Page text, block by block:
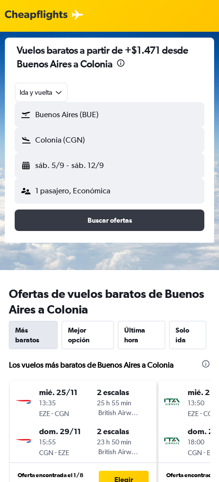
Vuelos baratos a partir de +$1.471 desde
Buenos Aires a Colonia
Ida y vuelta
Buenos Aires (BUE)
Colonia (CGN)
sáb. 5/9 - sáb. 12/9
1 pasajero, Económica
Buscar ofertas
Ofertas de vuelos baratos de Buenos
Aires a Colonia
Más
baratos
Mejor
opción
Última
hora
Solo
ida
Los vuelos más baratos de Buenos Aires a Colonia
mié. 25/11
13:35
EZE-CGN
2 escalas
25 h 55 min
British Airways
dom. 29/11
15:55
CGN- EZE
2 escalas
23 h 50 min
British Airways
Oferta encontrada el 1/8
Elegir
mié. 25/
13:50
EZE-CGN
dom.
18:00
CGN- EZE
Oferta encontrada